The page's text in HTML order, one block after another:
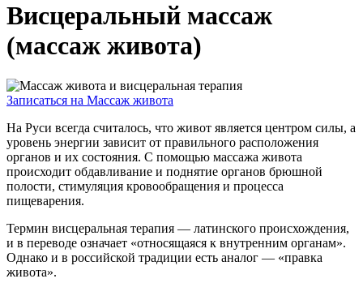
Висцеральный массаж
(массаж живота)
Записаться на Массаж живота
На Руси всегда считалось, что живот является центром силы, а
уровень энергии зависит от правильного расположения
органов и их состояния. С помощью массажа живота
происходит обдавливание и поднятие органов брюшной
полости, стимуляция кровообращения и процесса
пищеварения.
Термин висцеральная терапия — латинского происхождения,
и в переводе означает «относящаяся к внутренним органам».
Однако и в российской традиции есть аналог — «правка
живота».